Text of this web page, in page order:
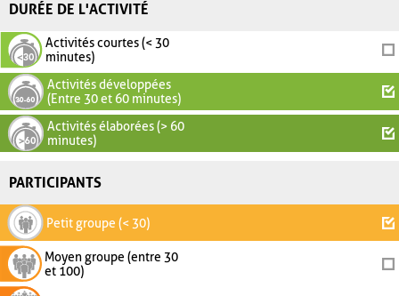
DURÉE DE L'ACTIVITÉ
Activités courtes (< 30
minutes)
Activités développées
(Entre 30 et 60 minutes)
Activités élaborées (> 60
minutes)
PARTICIPANTS
Petit groupe (< 30)
Moyen groupe (entre 30
et 100)